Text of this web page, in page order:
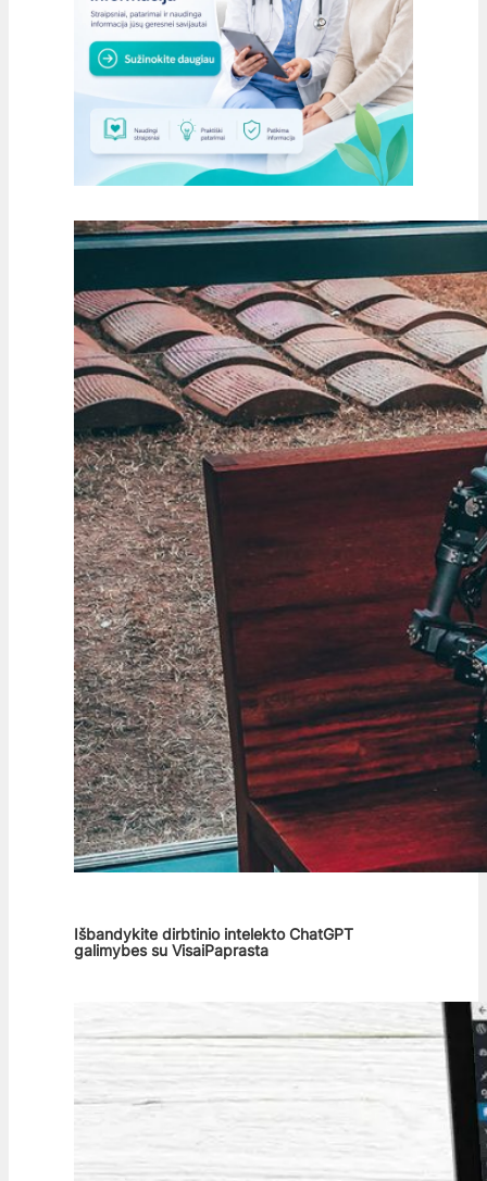
Išbandykite dirbtinio intelekto ChatGPT
galimybes su VisaiPaprasta